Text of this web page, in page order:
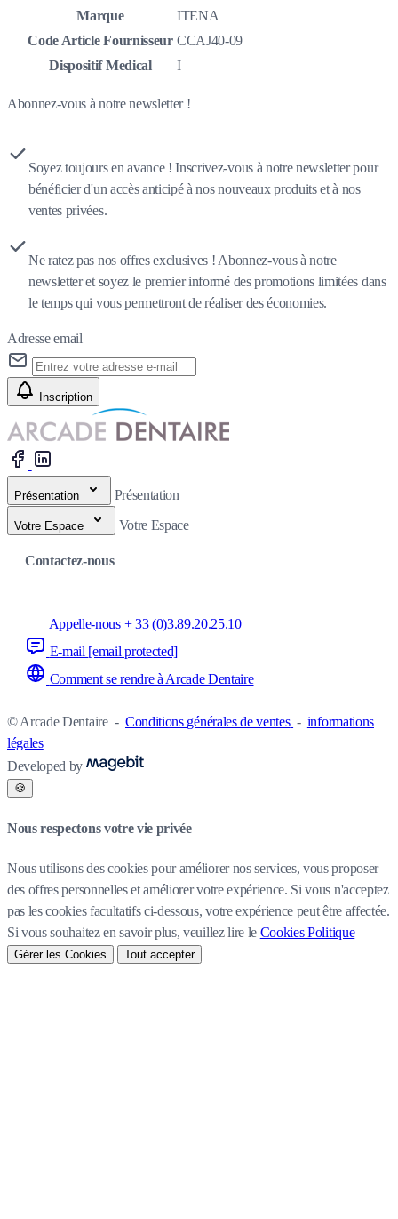
Marque
ITENA
Code Article Fournisseur CCAJ40-09
Dispositif Medical
I
Abonnez-vous à notre newsletter !
Soyez toujours en avance ! Inscrivez-vous à notre newsletter pour
bénéficier d'un accès anticipé à nos nouveaux produits et à nos
ventes privées.
Ne ratez pas nos offres exclusives ! Abonnez-vous à notre
newsletter et soyez le premier informé des promotions limitées dans
le temps qui vous permettront de réaliser des économies.
Adresse email
Inscription
Présentation Présentation
Votre Espace Votre Espace
Contactez-nous
Appelle-nous + 33 (0)3.89.20.25.10
E-mail [email protected]
Comment se rendre à Arcade Dentaire
© Arcade Dentaire - Conditions générales de ventes - informations
légales
Developed by
🍪
Nous respectons votre vie privée
Nous utilisons des cookies pour améliorer nos services, vous proposer
des offres personnelles et améliorer votre expérience. Si vous n'acceptez
pas les cookies facultatifs ci-dessous, votre expérience peut être affectée.
Si vous souhaitez en savoir plus, veuillez lire le Cookies Politique
Gérer les Cookies Tout accepter